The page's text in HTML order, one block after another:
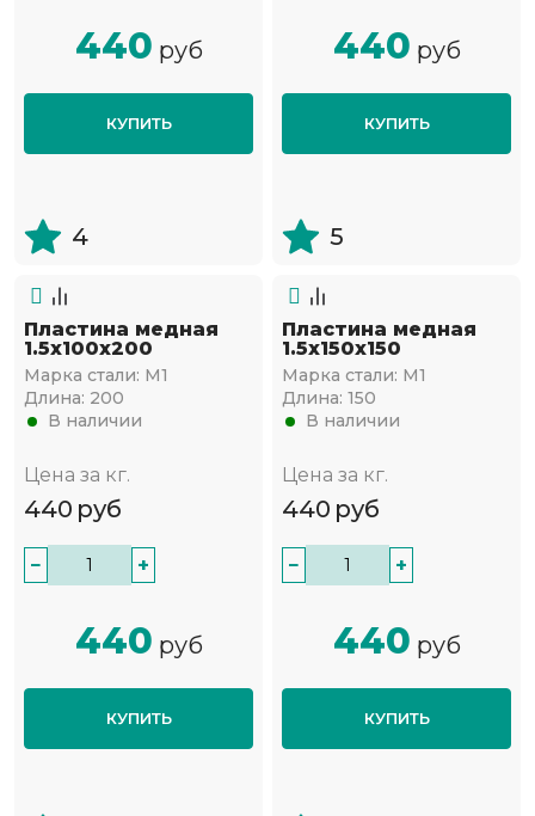
440 руб
КУПИТЬ
4
440 руб
КУПИТЬ
5
Пластина медная
1.5х100х200
Марка стали: М1
Длина: 200
В наличии
Цена за кг.
440 руб
− +
440 руб
КУПИТЬ
Пластина медная
1.5х150х150
Марка стали: М1
Длина: 150
В наличии
Цена за кг.
440 руб
− +
440 руб
КУПИТЬ